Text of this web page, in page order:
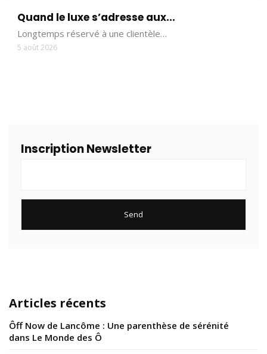
Quand le luxe s’adresse aux...
Longtemps réservé à une clientèle…
5 août 2026
Inscription Newsletter
Articles récents
Ôff Now de Lancôme : Une parenthèse de sérénité
dans Le Monde des Ô